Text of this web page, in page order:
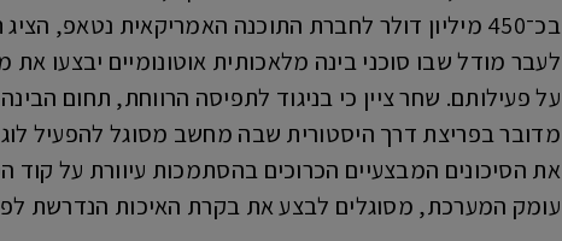
בכ־450 מיליון דולר לחברת התוכנה האמריקאית נטאפ,
לעבר מודל שבו סוכני בינה מלאכותית אוטונומיים יבצעו
על פעילותם. שחר ציין כי בניגוד לתפיסה הרווחת, תחום
מדובר בפריצת דרך היסטורית שבה מחשב מסוגל להפעיל
את הסיכונים המבצעיים הכרוכים בהסתמכות עיוורת על קוד
עומק המערכת, מסוגלים לבצע את בקרת האיכות הנדרשת